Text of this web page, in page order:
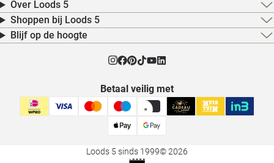
Over Loods 5
Shoppen bij Loods 5
Blijf op de hoogte
Betaal veilig met
Loods 5 sinds 1999© 2026